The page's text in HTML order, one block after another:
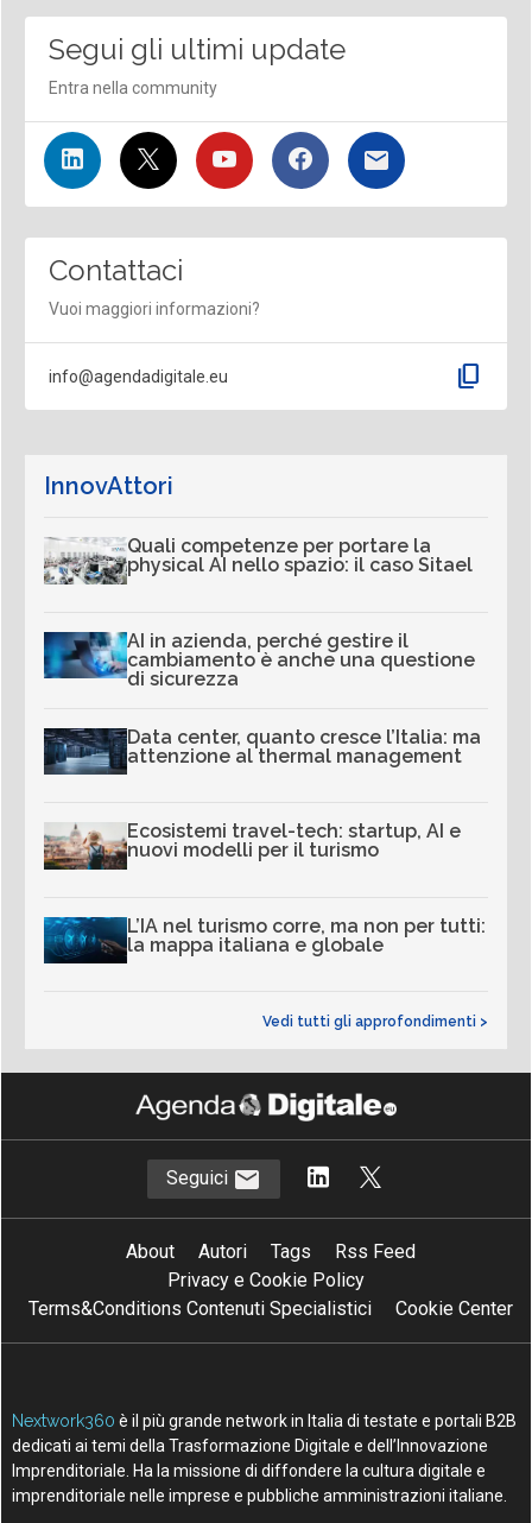
Segui gli ultimi update
Entra nella community
Contattaci
Vuoi maggiori informazioni?
info@agendadigitale.eu content_copy
InnovAttori
Quali competenze per portare la
physical AI nello spazio: il caso Sitael
AI in azienda, perché gestire il
cambiamento è anche una questione
di sicurezza
Data center, quanto cresce l’Italia: ma
attenzione al thermal management
Ecosistemi travel-tech: startup, AI e
nuovi modelli per il turismo
L’IA nel turismo corre, ma non per tutti:
la mappa italiana e globale
Vedi tutti gli approfondimenti >
Seguici
About Autori Tags
Rss Feed
Privacy e Cookie Policy
Terms&Conditions Contenuti Specialistici
Cookie Center
Nextwork360 è il più grande network in Italia di testate e portali B2B
dedicati ai temi della Trasformazione Digitale e dell’Innovazione
Imprenditoriale. Ha la missione di diffondere la cultura digitale e
imprenditoriale nelle imprese e pubbliche amministrazioni italiane.